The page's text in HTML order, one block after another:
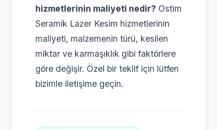
hizmetlerinin maliyeti nedir? Ostim
Seramik Lazer Kesim hizmetlerinin
maliyeti, malzemenin türü, kesilen
miktar ve karmaşıklık gibi faktörlere
göre değişir. Özel bir teklif için lütfen
bizimle iletişime geçin.